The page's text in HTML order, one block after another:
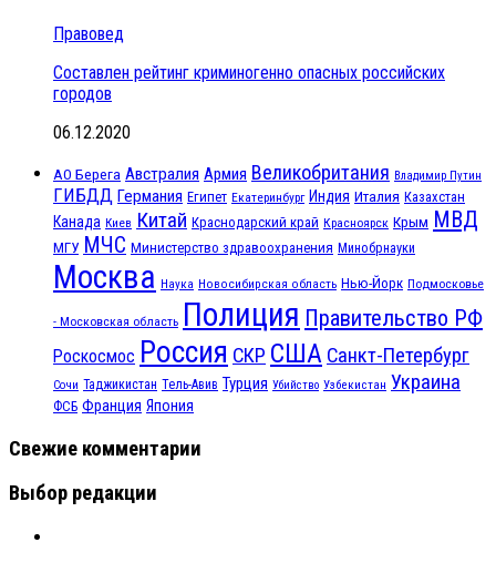
Правовед
Составлен рейтинг криминогенно опасных российских
городов
06.12.2020
АО Берега Австралия Армия Великобритания Владимир Путин
ГИБДД Германия Египет Екатеринбург Индия Италия Казахстан
Канада Киев Китай Краснодарский край Красноярск Крым МВД
МГУ МЧС Министерство здравоохранения Минобрнауки
Москва Наука Новосибирская область Нью-Йорк Подмосковье
- Московская область Полиция Правительство РФ
Роскосмос Россия СКР США Санкт-Петербург
Сочи Таджикистан Тель-Авив Турция Убийство Узбекистан Украина
ФСБ Франция Япония
Свежие комментарии
Выбор редакции